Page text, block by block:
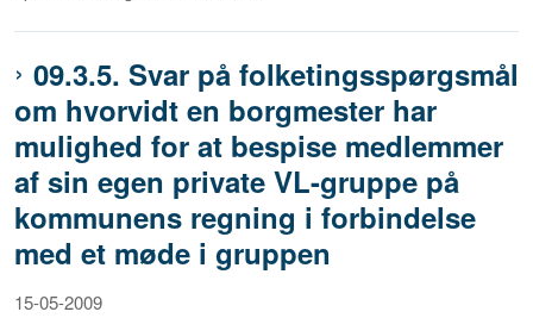
09.3.5. Svar på folketingsspørgsmål
om hvorvidt en borgmester har
mulighed for at bespise medlemmer
af sin egen private VL-gruppe på
kommunens regning i forbindelse
med et møde i gruppen
15-05-2009